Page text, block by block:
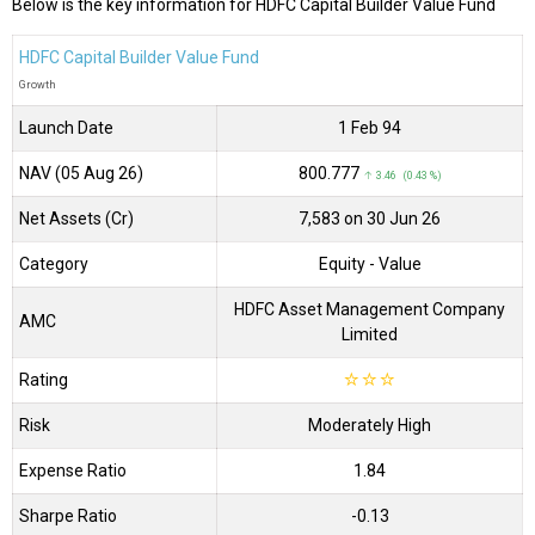
Below is the key information for HDFC Capital Builder Value Fund
HDFC Capital Builder Value Fund
Growth
Launch Date 1 Feb 94
NAV (05 Aug 26) ₹800.777 ↑ 3.46 (0.43 %)
Net Assets (Cr) ₹7,583 on 30 Jun 26
Category Equity - Value
AMC
HDFC Asset Management Company
Limited
Rating ☆☆☆
Risk Moderately High
Expense Ratio 1.84
Sharpe Ratio -0.13